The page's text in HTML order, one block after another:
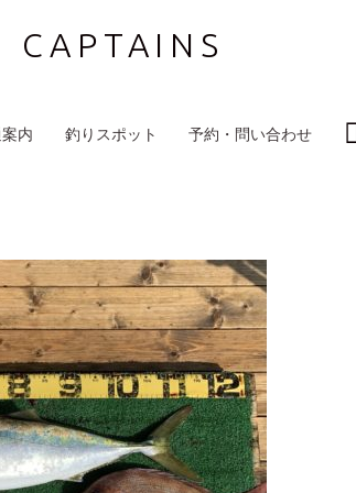
CAPTAINS
内 釣りスポット 予約・問い合わせ